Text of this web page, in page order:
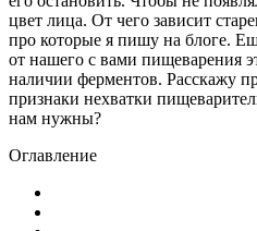
цвет лица. От чего зависит
про которые я пишу на блоге.
от нашего с вами пищеварения
наличии ферментов. Расскажу
признаки нехватки
нам нужны?
Оглавление